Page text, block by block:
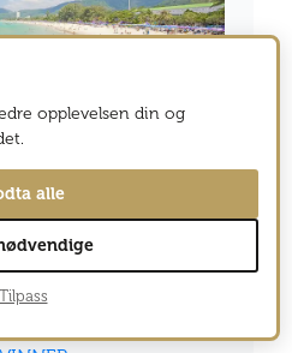
OM THAILAND
opplevelsen din og
alle
Tilpass